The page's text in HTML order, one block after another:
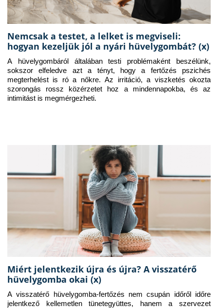
Nemcsak a testet, a lelket is megviseli:
hogyan kezeljük jól a nyári hüvelygombát? (x)
A hüvelygombáról általában testi problémaként beszélünk,
sokszor elfeledve azt a tényt, hogy a fertőzés pszichés
megterhelést is ró a nőkre. Az irritáció, a viszketés okozta
szorongás rossz közérzetet hoz a mindennapokba, és az
intimitást is megmérgezheti.
Miért jelentkezik újra és újra? A visszatérő
hüvelygomba okai (x)
A visszatérő hüvelygomba-fertőzés nem csupán időről időre
jelentkező kellemetlen tünetegyüttes, hanem a szervezet